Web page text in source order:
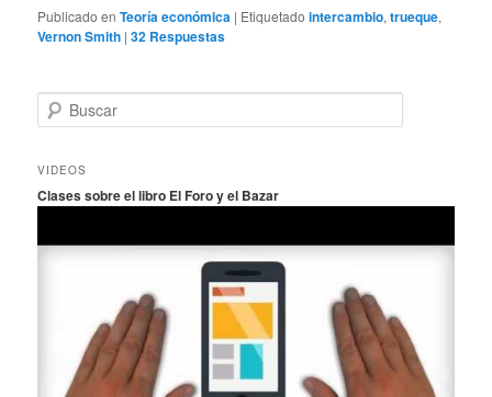
Publicado en Teoría económica | Etiquetado intercambio,trueque,
Vernon Smith |32 Respuestas
u
c
r
VIDEOS
Clases sobre el libro El Foro y el Bazar